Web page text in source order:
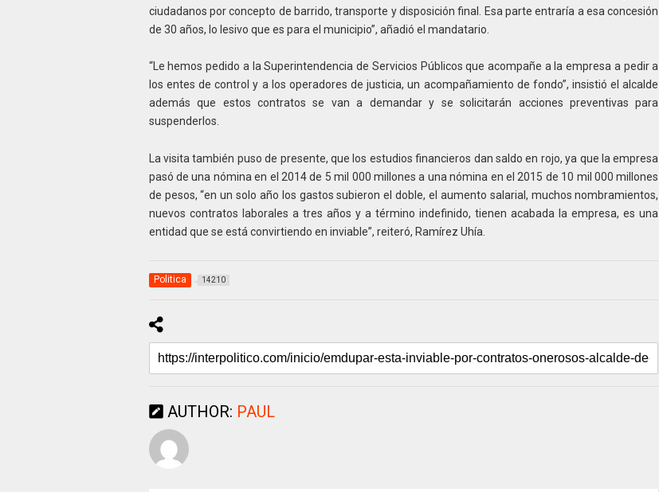
ciudadanos por concepto de barrido, transporte y disposición final. Esa parte entraría a esa concesión
de 30 años, lo lesivo que es para el municipio”, añadió el mandatario.
“Le hemos pedido a la Superintendencia de Servicios Públicos que acompañe a la empresa a pedir a
los entes de control y a los operadores de justicia, un acompañamiento de fondo”, insistió el alcalde
además que estos contratos se van a demandar y se solicitarán acciones preventivas para
suspenderlos.
La visita también puso de presente, que los estudios financieros dan saldo en rojo, ya que la empresa
pasó de una nómina en el 2014 de 5 mil 000 millones a una nómina en el 2015 de 10 mil 000 millones
de pesos, “en un solo año los gastos subieron el doble, el aumento salarial, muchos nombramientos,
nuevos contratos laborales a tres años y a término indefinido, tienen acabada la empresa, es una
entidad que se está convirtiendo en inviable”, reiteró, Ramírez Uhía.
Politica 14210
AUTHOR: PAUL